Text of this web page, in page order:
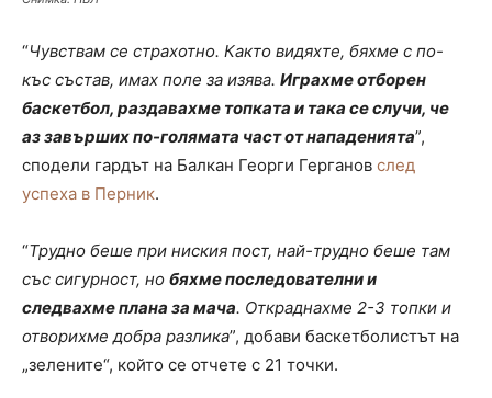
“Чувствам се страхотно. Както видяхте, бяхме с по-
къс състав, имах поле за изява. Играхме отборен
баскетбол, раздавахме топката и така се случи, че
аз завърших по-голямата част от нападенията”,
сподели гардът на Балкан Георги Герганов след
успеха в Перник.
“Трудно беше при ниския пост, най-трудно беше там
със сигурност, но бяхме последователни и
следвахме плана за мача. Откраднахме 2-3 топки и
отворихме добра разлика”, добави баскетболистът на
„зелените“, който се отчете с 21 точки.